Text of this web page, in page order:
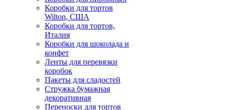
Коробки для тортов
Wilton, США
Коробки для тортов,
Италия
Коробки для шоколада и
конфет
Ленты для перевязки
коробок
Пакеты для сладостей
Стружка бумажная
декоративная
Переноски для тортов